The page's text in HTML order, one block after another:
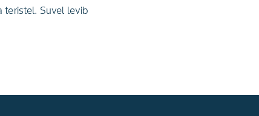
teristel. Suvel levib